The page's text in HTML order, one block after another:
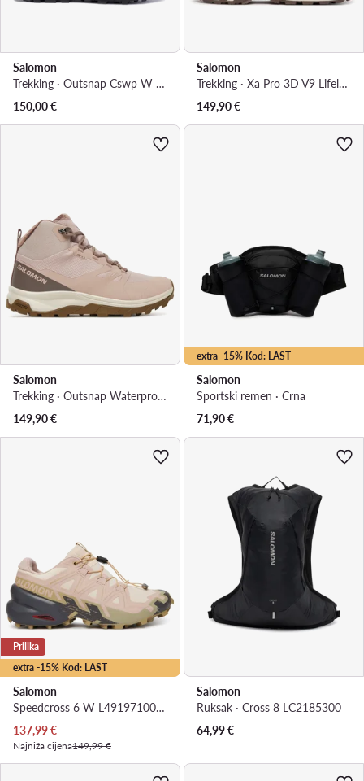
Salomon
Trekking · Outsnap Cswp W 411101 20 V0 · Crna
150,00€
Salomon
Trekking · Xa Pro 3D V9 Lifelong L49153900 · Bež
149,90€
Salomon
Trekking · Outsnap Waterproof L47854100 · Ružičasta
149,90€
extra -15% Kod: LAST
Salomon
Sportski remen · Crna
71,90€
extra -15% Kod: LAST
Prilika
Salomon
Speedcross 6 W L49197100 · Tenisice za trčanje
Trenutna cijena
137,99€
Najniža cijena149,99 €
Salomon
Ruksak · Cross 8 LC2185300
64,99€